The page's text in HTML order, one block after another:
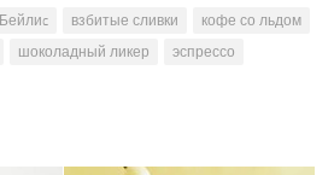
Бейлиc взбитые сливки
кофе со льдом
шоколадный ликер эспрессо